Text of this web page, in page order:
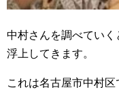
中村さんを調べていく
浮上してきます。
これは名古屋市中村